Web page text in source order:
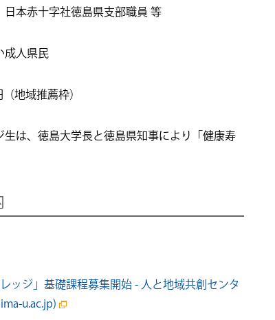
赤十字社徳島県支部職員 等
成人県民
地域推薦枠）
は、徳島大学長と徳島県知事により「健康寿
ッジ」基礎課程募集開始 - 人と地域共創センタ
u.ac.jp)